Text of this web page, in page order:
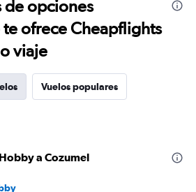
de opciones
ofrece Cheapflights
viaje
Vuelos populares
a Cozumel